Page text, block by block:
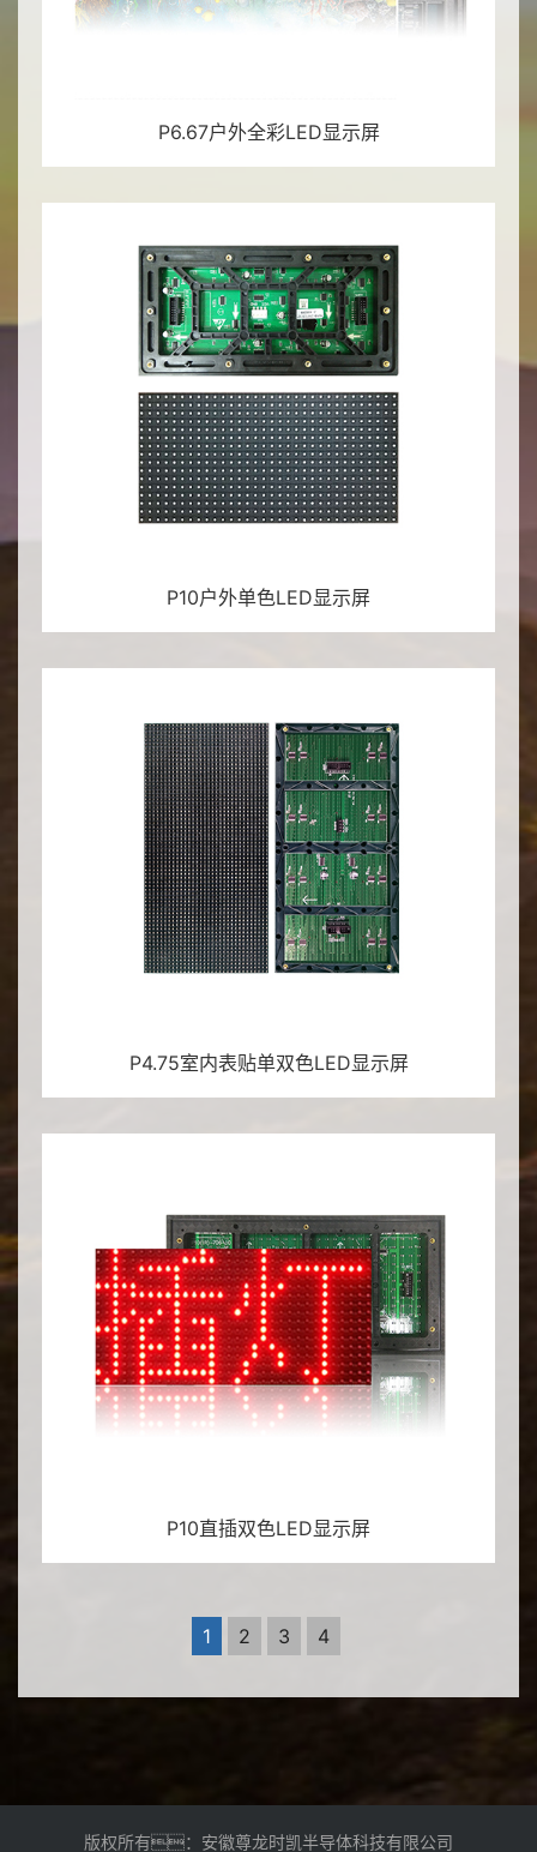
P6.67户外全彩LED显示屏
P10户外单色LED显示屏
P4.75室内表贴单双色LED显示屏
P10直插双色LED显示屏
1 2 3 4
版权所有：安徽尊龙时凯半导体科技有限公司